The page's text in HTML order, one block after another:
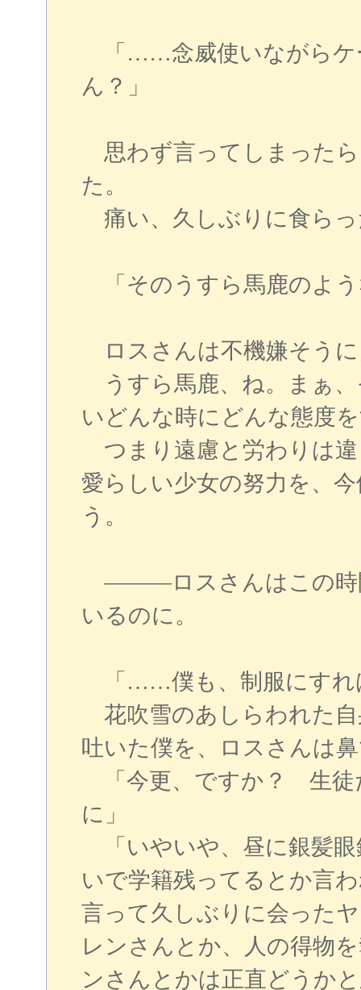
「……念威使いながらケ
ん？」
思わず言ってしまった
た。
痛い、久しぶりに食ら
「そのうすら馬鹿のよ
ロスさんは不機嫌そう
うすら馬鹿、ね。まぁ
いどんな時にどんな態度
つまり遠慮と労わりは
愛らしい少女の努力を、
う。
―――ロスさんはこの時
いるのに。
「……僕も、制服にすれ
花吹雪のあしらわれた
吐いた僕を、ロスさんは
「今更、ですか？ 生徒
に」
「いやいや、昼に銀髪
いで学籍残ってるとか言
言って久しぶりに会った
レンさんとか、人の得物
ンさんとかは正直どうか